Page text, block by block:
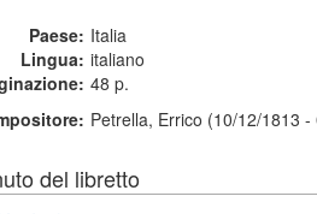
Paese: Italia
Lingua: italiano
48 p.
Petrella, Errico (10/12/1813
del libretto